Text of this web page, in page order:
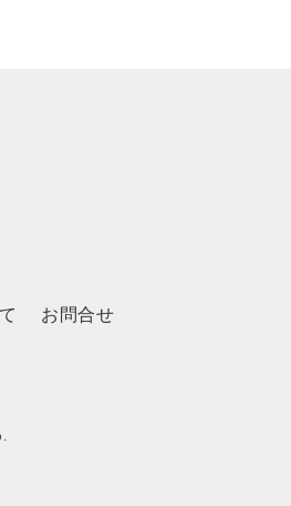
お問合せ